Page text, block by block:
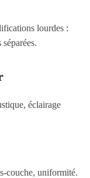
lourdes :
éclairage
couche, uniformité.